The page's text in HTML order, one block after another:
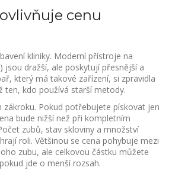
cenu
kliniky. Moderní přístroje na
jsou dražší, ale poskytují přesnější a
který má takové zařízení, si zpravidla
ten, kdo používá starší metody.
Pokud potřebujete pískovat jen
bude nižší než při kompletním
zubů, stav skloviny a množství
roli. Většinou se cena pohybuje mezi
zubu, ale celkovou částku můžete
jde o menší rozsah.